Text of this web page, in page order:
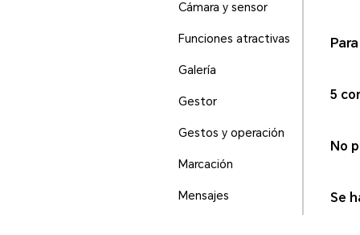
Cámara y sensor
Funciones atractivas
Galería
Gestor
Gestos y operación
Marcación
Mensajes
5
No
Se